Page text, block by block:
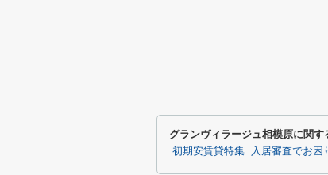
グランヴィラージュ相模原に関
初期安賃貸特集 入居審査でお困